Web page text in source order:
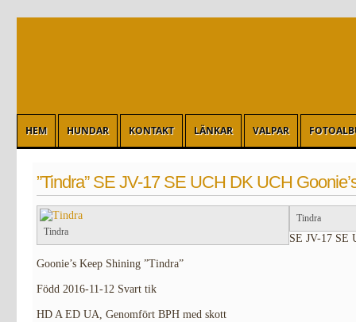
HEM HUNDAR KONTAKT LÄNKAR VALPAR
”Tindra” SE JV-17 SE UCH DK UCH
Tindra
Tindra
SE JV-17 SE
Goonie’s Keep Shining ”Tindra”
Född 2016-11-12 Svart tik
HD A ED UA, Genomfört BPH med skott